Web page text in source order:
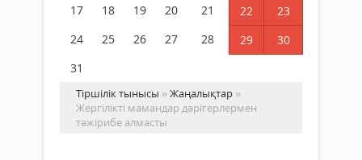
17
18 19 20 21 22
23
24
25 26 27 28 29
30
31
Тіршілік тынысы »Жаңалықтар »
Жергілікті мамандар дәрігерлермен
тәжірибе алмасты